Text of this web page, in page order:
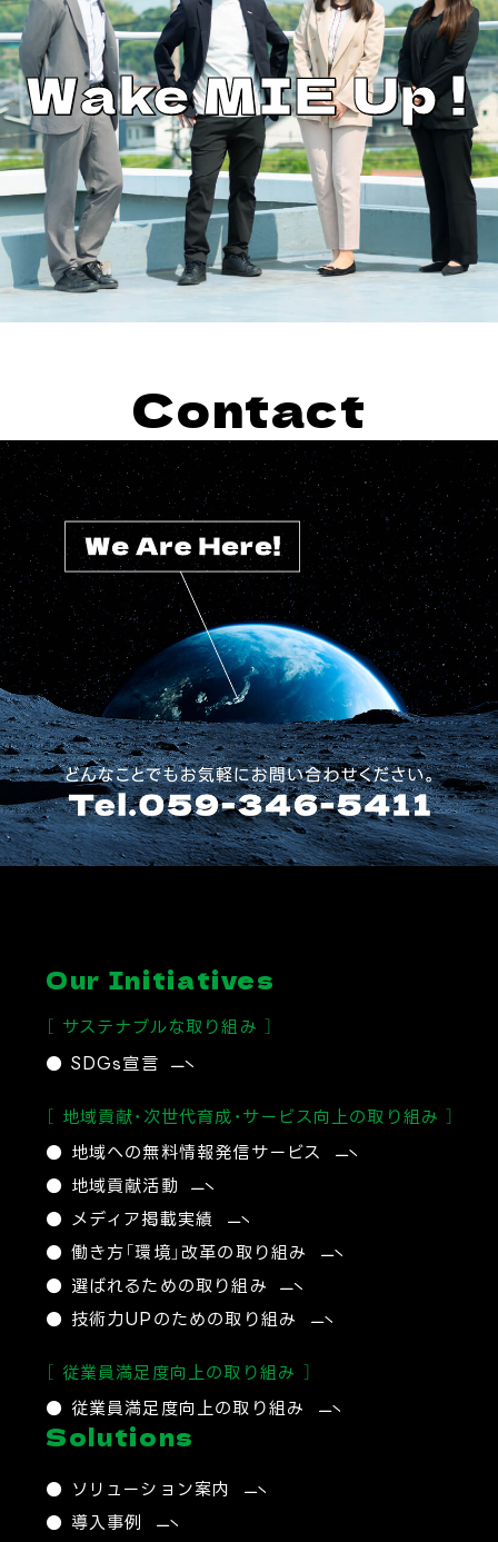
Wake MIE Up !
Contact
Our Initiatives
［ サステナブルな取り組み ］
● SDGs宣言
［ 地域貢献・次世代育成・サービス向上の取り組み ］
● 地域への無料情報発信サービス
● 地域貢献活動
● メディア掲載実績
● 働き方「環境」改革の取り組み
● 選ばれるための取り組み
● 技術力UPのための取り組み
［ 従業員満足度向上の取り組み ］
● 従業員満足度向上の取り組み
Solutions
● ソリューション案内
● 導入事例